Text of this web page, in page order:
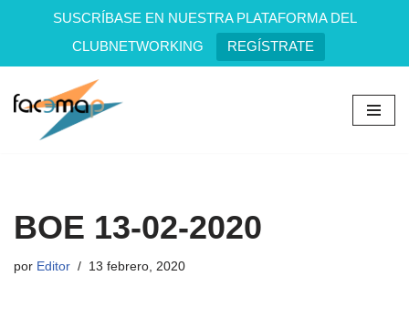
SUSCRÍBASE EN NUESTRA PLATAFORMA DEL
CLUBNETWORKING
REGÍSTRATE
Saltar
BOE 13-02-2020
por Editor 13 febrero, 2020